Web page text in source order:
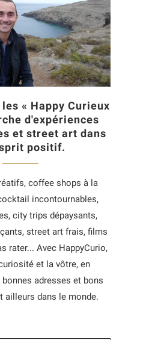
« Happy Curieux
d'expériences
et street art dans
positif.
coffee shops à la
incontournables,
city trips dépaysants,
street art frais, films
rater... Avec HappyCurio,
et la vôtre, en
adresses et bons
ailleurs dans le monde.